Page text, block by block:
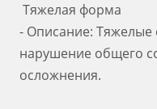
Тяжелая форма
- Описание: Тяжелые
нарушение общего
осложнения.